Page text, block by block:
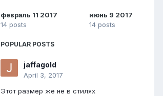
февраль 11 2017
14 posts
июнь 9 2017
14 posts
POPULAR POSTS
jaffagold
April 3, 2017
Этот размер же не в стилях